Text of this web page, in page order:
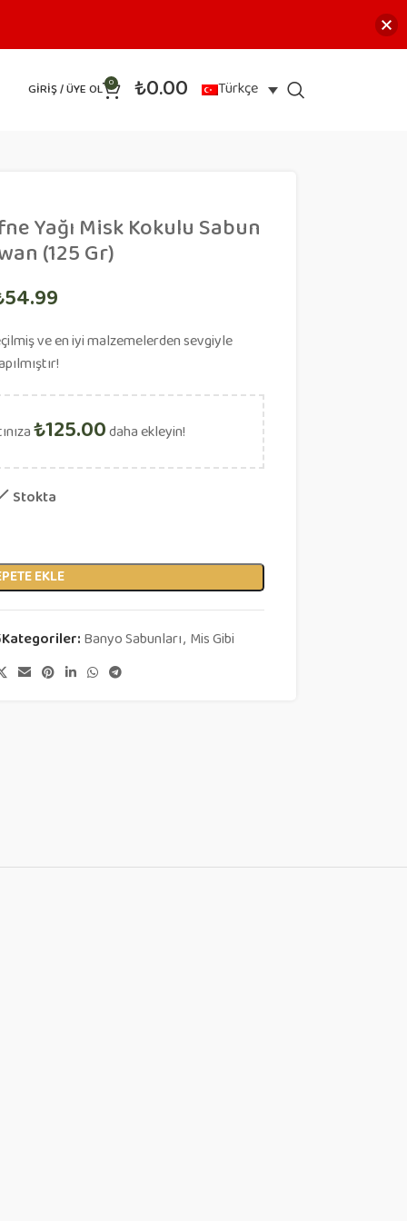
GIRIŞ / ÜYE OL 0 ₺0.00 Türkçe
Yağı Misk Kokulu Sabun
(125 Gr)
54.99
ve en iyi malzemelerden sevgiyle
₺125.00daha ekleyin!
Stokta
EKLE
Kategoriler:Banyo Sabunları, Mis Gibi